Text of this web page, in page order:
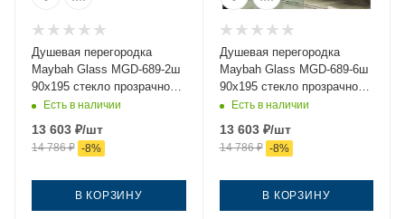
Душевая перегородка
Maybah Glass MGD-689-2ш
90х195 стекло прозрачное
профиль бронза
Есть в наличии
13 603 ₽/шт
14 786₽ -8%
В КОРЗИНУ
Душевая перегородка
Maybah Glass MGD-689-6ш
90х195 стекло прозрачное
профиль черный
Есть в наличии
13 603₽/шт
14 786₽ -8%
В КОРЗИНУ